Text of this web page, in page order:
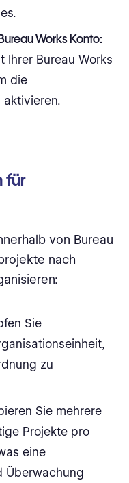
Works Konto:
Ihrer Bureau Works
die
aktivieren.
für
von Bureau
nach
Sie
zu
Sie mehrere
Projekte pro
eine
Überwachung